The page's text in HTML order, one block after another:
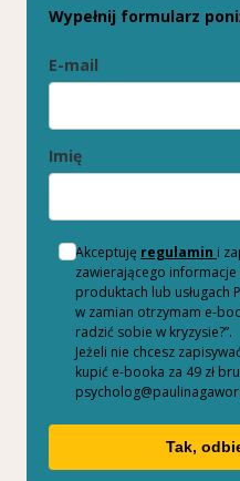
Wypełnij formularz
E-mail
Imię
Akceptuję regulamin i
zawierającego
produktach lub usługach
w zamian otrzymam e-
radzić sobie w kryzysie?”.
Jeżeli nie chcesz
kupić e-booka za 49 zł
Tak,